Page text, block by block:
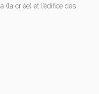
(la criée) et l’édifice des